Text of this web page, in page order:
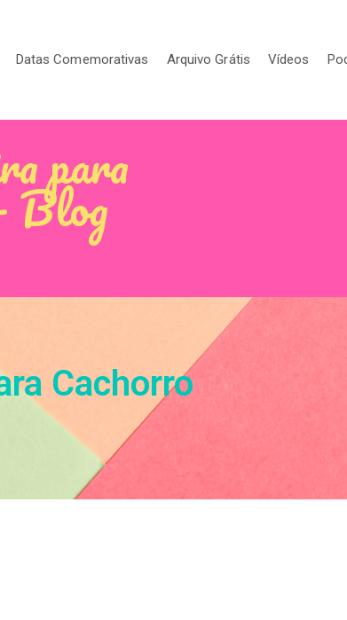
Datas Comemorativas Arquivo Grátis Vídeos
para
Blog
Cachorro